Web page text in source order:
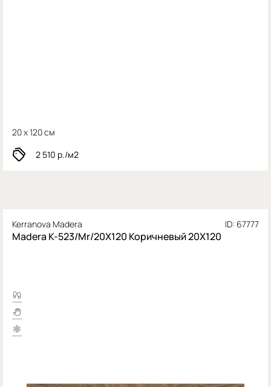
20 x 120 см
2 510 р./м2
Kerranova Madera ID: 67777
Madera K-523/Mr/20X120 Коричневый 20X120